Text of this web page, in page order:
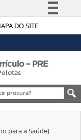
DO SITE
à informação
Canais
– PRE
para a Saúde)